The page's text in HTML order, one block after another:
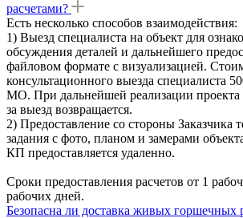
расчетами?
Есть несколько способов взаимодействия:
1) Выезд специалиста на объект для
обсуждения деталей и дальнейшего
файловом формате с визуализацией.
консультационного выезда специалиста
МО. При дальнейшей реализации проекта
за выезд возвращается.
2) Предоставление со стороны Заказчика
задания с фото, планом и замерами
КП предоставляется удаленно.
Сроки предоставления расчетов от 1
рабочих дней.
Безопасна ли доставка живых горшечных